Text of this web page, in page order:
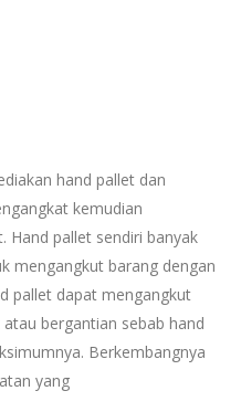
hand pallet dan
kemudian
Hand pallet sendiri banyak
mengangkut barang dengan
pallet dapat mengangkut
bergantian sebab hand
Berkembangnya
yang